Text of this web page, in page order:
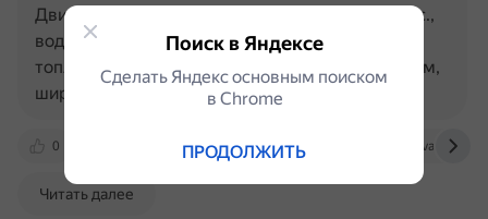
0 rnd.atvmoto.ru tm-moto.ru www.avantsb.ru
Двигатель: объём — 300 см³, мощность — 37 л. с.,
водяное охлаждение, система подачи
топлива — инжектор. Габариты: длина — 2200 мм,
ширина — 840 мм…
Читать далее
Поиск в Яндексе
Сделать Яндекс основным поиском
в Сhrome
ПРОДОЛЖИТЬ